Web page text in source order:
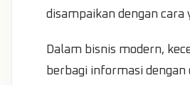
disampaikan dengan
Dalam bisnis modern,
berbagi informasi